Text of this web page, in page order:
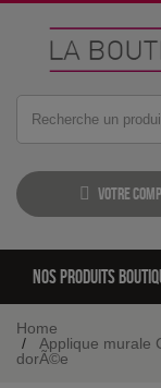
Votre
Nos produits
Home
Applique murale
dorÃ©e